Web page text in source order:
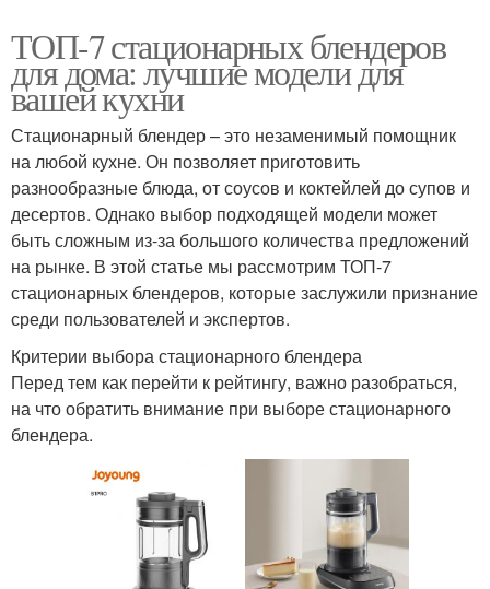
ТОП-7 стационарных блендеров
для дома: лучшие модели для
вашей кухни
Стационарный блендер – это незаменимый помощник
на любой кухне. Он позволяет приготовить
разнообразные блюда, от соусов и коктейлей до супов и
десертов. Однако выбор подходящей модели может
быть сложным из-за большого количества предложений
на рынке. В этой статье мы рассмотрим ТОП-7
стационарных блендеров, которые заслужили признание
среди пользователей и экспертов.
Критерии выбора стационарного блендера
Перед тем как перейти к рейтингу, важно разобраться,
на что обратить внимание при выборе стационарного
блендера.